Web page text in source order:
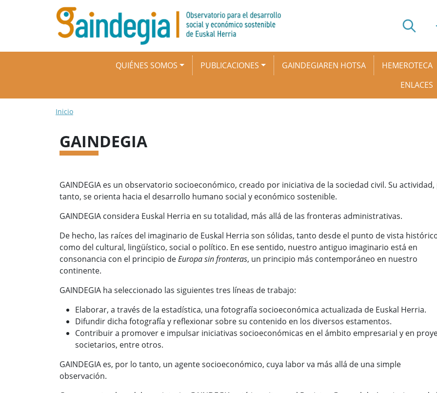
Pasar al contenido principal
Navegación principal
QUIÉNES SOMOS PUBLICACIONES GAINDEGIAREN HOTSA
HEMEROTECA
ENLACES
Ruta de navegación
Inicio
GAINDEGIA
GAINDEGIA es un observatorio socioeconómico, creado por iniciativa de la sociedad civil. Su
tanto, se orienta hacia el desarrollo humano social y económico sostenible.
GAINDEGIA considera Euskal Herria en su totalidad, más allá de las fronteras administrativas.
De hecho, las raíces del imaginario de Euskal Herria son sólidas, tanto desde el punto de vista
como del cultural, lingüístico, social o político. En ese sentido, nuestro antiguo imaginario está en
consonancia con el principio deEuropa sin fronteras, un principio más contemporáneo en nuestro
continente.
GAINDEGIA ha seleccionado las siguientes tres líneas de trabajo:
Elaborar, a través de la estadística, una fotografía socioeconómica actualizada de Euskal Herria.
Difundir dicha fotografía y reflexionar sobre su contenido en los diversos estamentos.
Contribuir a promover e impulsar iniciativas socioeconómicas en el ámbito empresarial y en
societarios, entre otros.
GAINDEGIA es, por lo tanto, un agente socioeconómico, cuya labor va más allá de una simple
observación.